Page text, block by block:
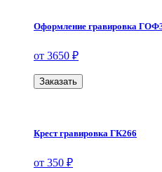
Оформление гравировка
от 3650 ₽
Заказать
Крест гравировка ГК266
от 350 ₽